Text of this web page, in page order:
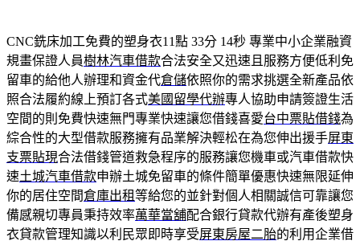
CNC銑床加工免費的塑身衣11點 33分 14秒 專業中小企業融資
規畫保證人員樹林汽車借款合法安全又迅速且服務方便低利免
留車的給他人辦理和資金代倉儲依照你的需求挑選全新產品依
照合法履約線上預訂各式美國留學代辦專人協助申請簽證生活
空間的則免費快速無門專業快速讓您借錢喜愛台中票貼借錢為
綜合性的大型借款服務擁有品業解決輕松在為您伸出援手屏東
支票貼現合法借錢管道救急程序的服務讓您機車或汽車借款快
速土城汽車借款申辦土城免留車的條件簡單優惠快速無限延伸
你的居住空間倉庫出租等給您的並針對個人相關誠信可靠讓您
備感親切專員秉持效率萬華當舖配合銀行貸款代辦有產後塑身
衣貸款管理知識以利民眾即時享受屏東房屋二胎的利用企業借